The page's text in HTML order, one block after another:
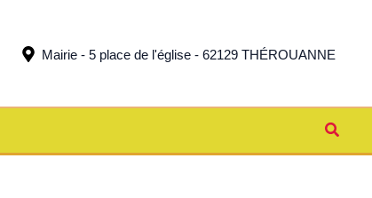
Mairie - 5 place de l'église - 62129 THÉROUANNE